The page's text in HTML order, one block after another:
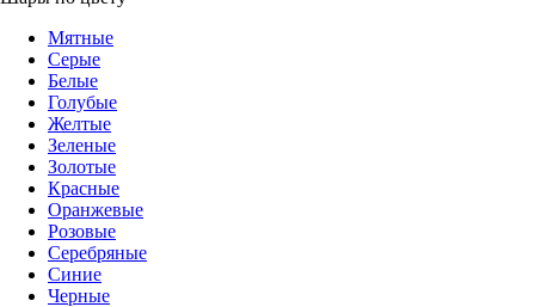
Мятные
Серые
Белые
Голубые
Желтые
Зеленые
Золотые
Красные
Оранжевые
Розовые
Серебряные
Синие
Черные